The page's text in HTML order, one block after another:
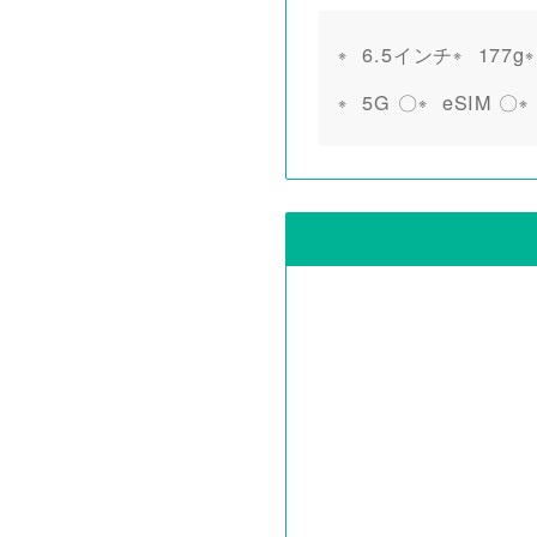
6.5インチ
177g
5G 〇
eSIM 〇